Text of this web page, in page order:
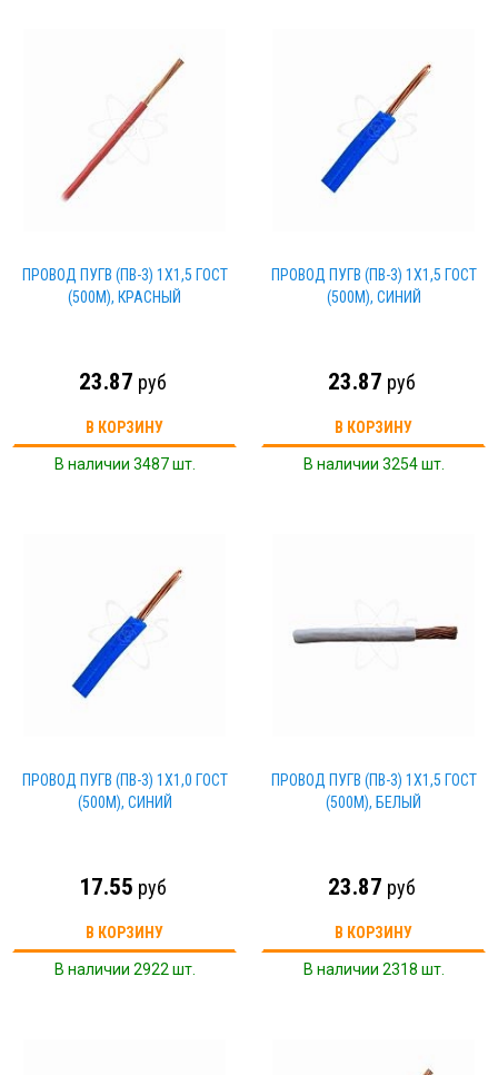
ПРОВОД ПУГВ (ПВ-3) 1Х1,5 ГОСТ
(500М), КРАСНЫЙ
23.87 руб
В КОРЗИНУ
В наличии 3487 шт.
ПРОВОД ПУГВ (ПВ-3) 1Х1,5 ГОСТ
(500М), СИНИЙ
23.87 руб
В КОРЗИНУ
В наличии 3254 шт.
ПРОВОД ПУГВ (ПВ-3) 1Х1,0 ГОСТ
(500М), СИНИЙ
17.55 руб
В КОРЗИНУ
В наличии 2922 шт.
ПРОВОД ПУГВ (ПВ-3) 1Х1,5 ГОСТ
(500М), БЕЛЫЙ
23.87 руб
В КОРЗИНУ
В наличии 2318 шт.